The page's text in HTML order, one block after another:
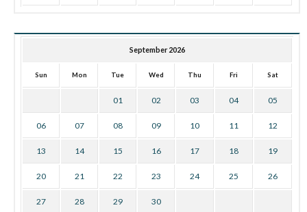
September 2026
Sun Mon Tue Wed Thu Fri Sat
01 02 03 04 05
06 07 08 09 10 11 12
13 14 15 16 17 18 19
20 21 22 23 24 25 26
27 28 29 30